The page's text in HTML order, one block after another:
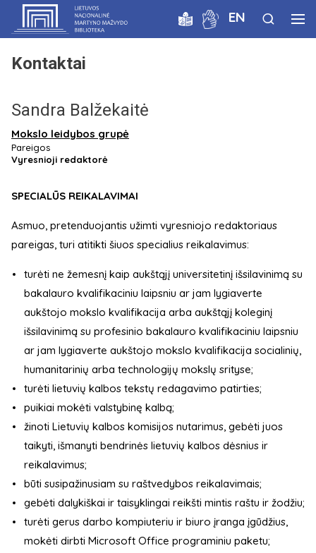
EN
Kontaktai
Sandra Balžekaitė
Mokslo leidybos grupė
Pareigos
Vyresnioji redaktorė
SPECIALŪS REIKALAVIMAI
Asmuo, pretenduojantis užimti vyresniojo redaktoriaus
pareigas, turi atitikti šiuos specialius reikalavimus:
turėti ne žemesnį kaip aukštąjį universitetinį išsilavinimą su
bakalauro kvalifikaciniu laipsniu ar jam lygiaverte
aukštojo mokslo kvalifikacija arba aukštąjį koleginį
išsilavinimą su profesinio bakalauro kvalifikaciniu laipsniu
ar jam lygiaverte aukštojo mokslo kvalifikacija socialinių,
humanitarinių arba technologijų mokslų srityse;
turėti lietuvių kalbos tekstų redagavimo patirties;
puikiai mokėti valstybinę kalbą;
žinoti Lietuvių kalbos komisijos nutarimus, gebėti juos
taikyti, išmanyti bendrinės lietuvių kalbos dėsnius ir
reikalavimus;
būti susipažinusiam su raštvedybos reikalavimais;
gebėti dalykiškai ir taisyklingai reikšti mintis raštu ir žodžiu;
turėti gerus darbo kompiuteriu ir biuro įranga įgūdžius,
mokėti dirbti Microsoft Office programiniu paketu;